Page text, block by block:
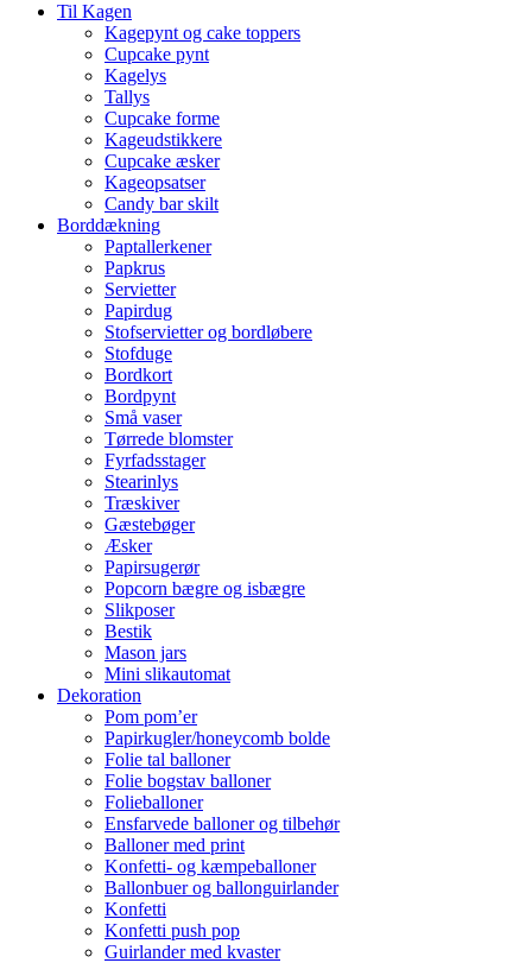
Til Kagen
Kagepynt og cake toppers
Cupcake pynt
Kagelys
Tallys
Cupcake forme
Kageudstikkere
Cupcake æsker
Kageopsatser
Candy bar skilt
Borddækning
Paptallerkener
Papkrus
Servietter
Papirdug
Stofservietter og bordløbere
Stofduge
Bordkort
Bordpynt
Små vaser
Tørrede blomster
Fyrfadsstager
Stearinlys
Træskiver
Gæstebøger
Æsker
Papirsugerør
Popcorn bægre og isbægre
Slikposer
Bestik
Mason jars
Mini slikautomat
Dekoration
Pom pom’er
Papirkugler/honeycomb bolde
Folie tal balloner
Folie bogstav balloner
Folieballoner
Ensfarvede balloner og tilbehør
Balloner med print
Konfetti- og kæmpeballoner
Ballonbuer og ballonguirlander
Konfetti
Konfetti push pop
Guirlander med kvaster